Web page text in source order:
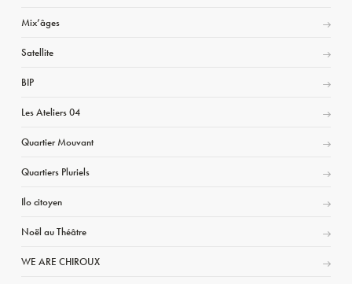
Mix’âges
Satellite
BIP
Les Ateliers 04
Quartier Mouvant
Quartiers Pluriels
Ilo citoyen
Noël au Théâtre
WE ARE CHIROUX